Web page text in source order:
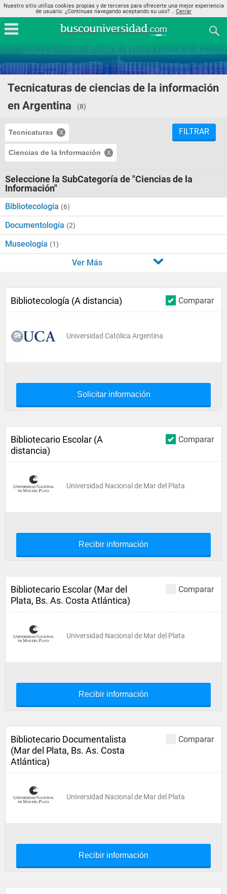
Nuestro sitio utiliza cookies propias y de terceros para ofrecerte una mejor experiencia
de usuario. ¿Continuas navegando aceptando su uso? .. Cerrar
Tecnicaturas de ciencias de la información
en Argentina
(8)
Tecnicaturas
Ciencias de la Información
FILTRAR
Seleccione la SubCategoría de "Ciencias de la
Información"
Bibliotecología (6)
Documentología (2)
Museología (1)
Ver Más
Comparar
Bibliotecología (A distancia)
Universidad Católica Argentina
Solicitar información
Comparar
Bibliotecario Escolar (A
distancia)
Universidad Nacional de Mar del Plata
Recibir información
Comparar
Bibliotecario Escolar (Mar del
Plata, Bs. As. Costa Atlántica)
Universidad Nacional de Mar del Plata
Recibir información
Comparar
Bibliotecario Documentalista
(Mar del Plata, Bs. As. Costa
Atlántica)
Universidad Nacional de Mar del Plata
Recibir información